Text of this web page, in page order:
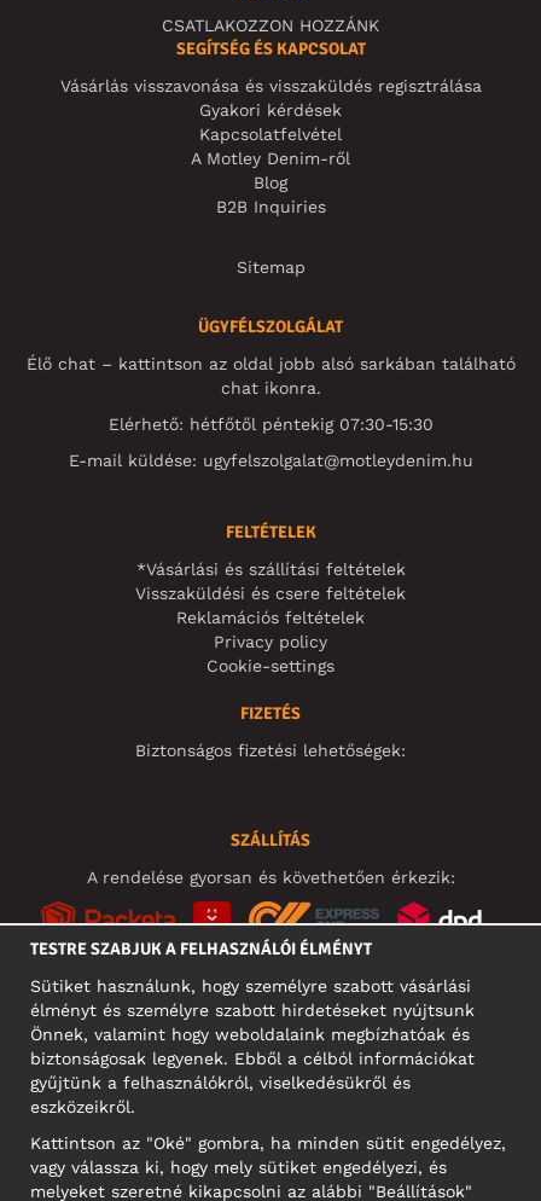
CSATLAKOZZON HOZZÁNK
SEGÍTSÉG ÉS KAPCSOLAT
Vásárlás visszavonása és visszaküldés regisztrálása
Gyakori kérdések
Kapcsolatfelvétel
A Motley Denim-ről
Blog
B2B Inquiries
Sitemap
ÜGYFÉLSZOLGÁLAT
Élő chat – kattintson az oldal jobb alsó sarkában található
chat ikonra.
Elérhető: hétfőtől péntekig 07:30-15:30
E-mail küldése: ugyfelszolgalat@motleydenim.hu
FELTÉTELEK
*Vásárlási és szállítási feltételek
Visszaküldési és csere feltételek
Reklamációs feltételek
Privacy policy
Cookie-settings
FIZETÉS
Biztonságos fizetési lehetőségek:
SZÁLLÍTÁS
A rendelése gyorsan és követhetően érkezik:
KÖZÖSSÉGI MÉDIA
Motley Denim Europe OÜ
Narva mnt 5, EE-10117 Tallinn
TESTRE SZABJUK A FELHASZNÁLÓI ÉLMÉNYT
Sütiket használunk, hogy személyre szabott vásárlási
élményt és személyre szabott hirdetéseket nyújtsunk
Önnek, valamint hogy weboldalaink megbízhatóak és
biztonságosak legyenek. Ebből a célból információkat
gyűjtünk a felhasználókról, viselkedésükről és
eszközeikről.
Kattintson az "Oké" gombra, ha minden sütit engedélyez,
vagy válassza ki, hogy mely sütiket engedélyezi, és
melyeket szeretné kikapcsolni az alábbi "Beállítások"